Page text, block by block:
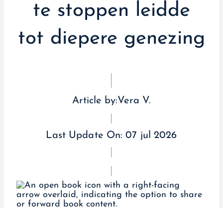
te stoppen leidde
tot diepere genezing
Article by:Vera V.
Last Update On:07 jul 2026